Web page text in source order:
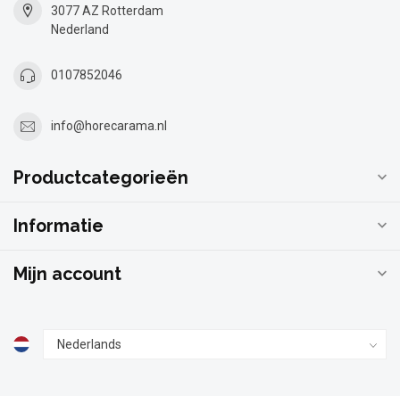
3077 AZ Rotterdam
Nederland
0107852046
info@horecarama.nl
Productcategorieën
Informatie
Mijn account